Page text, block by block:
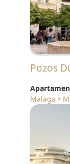
Pozos
Malaga